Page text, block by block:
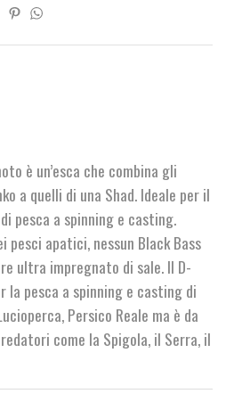
è un’esca che combina gli
a quelli di una Shad. Ideale per il
pesca a spinning e casting.
pesci apatici, nessun Black Bass
ultra impregnato di sale. Il D-
la pesca a spinning e casting di
Persico Reale ma è da
come la Spigola, il Serra, il